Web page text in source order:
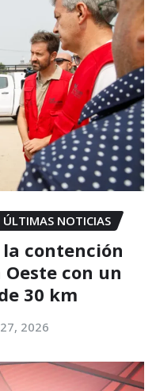
ÚLTIMAS NOTICIAS
contención
con un
30 km
2026